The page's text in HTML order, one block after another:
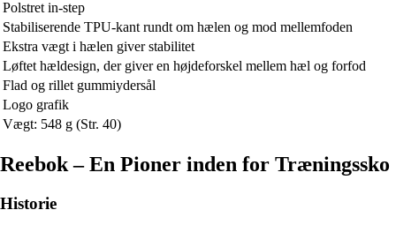
Polstret in-step
Stabiliserende TPU-kant rundt om hælen og mod mellemfoden
Ekstra vægt i hælen giver stabilitet
Løftet hældesign, der giver en højdeforskel mellem hæl og forfod
Flad og rillet gummiydersål
Logo grafik
Vægt: 548 g (Str. 40)
Reebok – En Pioner inden for Træningssko
Historie